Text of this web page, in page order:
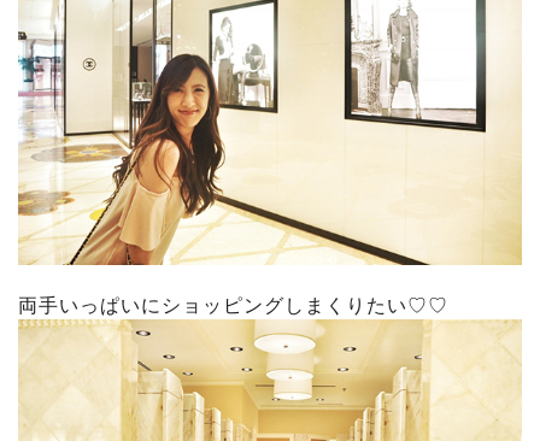
両手いっぱいにショッピングしまくりたい♡♡